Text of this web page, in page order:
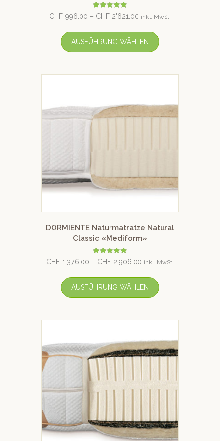
Bewertet mit
5.00
CHF 996.00 – CHF 2'621.00 inkl. MwSt.
AUSFÜHRUNG WÄHLEN
DORMIENTE Naturmatratze Natural
Classic «Mediform»
Bewertet mit
5.00
CHF 1'376.00 – CHF 2'906.00 inkl. MwSt.
AUSFÜHRUNG WÄHLEN